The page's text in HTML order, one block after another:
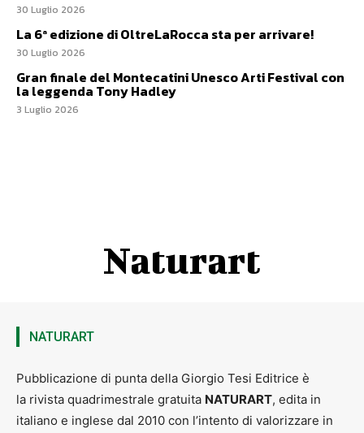
30 Luglio 2026
La 6ª edizione di OltreLaRocca sta per arrivare!
30 Luglio 2026
Gran finale del Montecatini Unesco Arti Festival con
la leggenda Tony Hadley
3 Luglio 2026
Naturart
NATURART
Pubblicazione di punta della Giorgio Tesi Editrice è
la rivista quadrimestrale gratuita NATURART, edita in
italiano e inglese dal 2010 con l’intento di valorizzare in